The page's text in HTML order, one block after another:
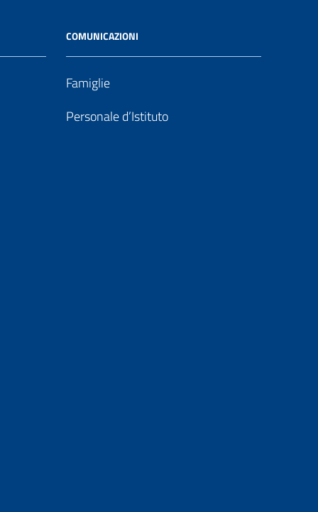
COMUNICAZIONI
Famiglie
Personale d’Istituto